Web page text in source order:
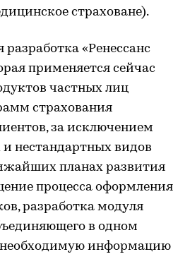
страховане).
разработка «Ренессанс
применяется сейчас
частных лиц
страхования
за исключением
нестандартных видов
планах развития
процесса оформления
разработка модуля
в одном
необходимую информацию